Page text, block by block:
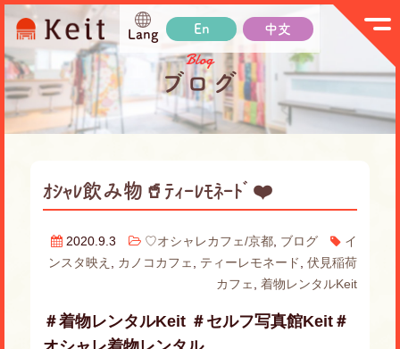
Lang En 中文
Blog
ブログ
ｵｼｬﾚ飲み物🥤ﾃｨｰﾚﾓﾈｰﾄﾞ❤️
2020.9.3 ♡オシャレカフェ/京都 ブログ
イ
ンスタ映え
カノコカフェ ティーレモネード ,伏見稲荷
カフェ
,着物レンタルKeit
＃着物レンタルKeit ＃セルフ写真館Keit＃